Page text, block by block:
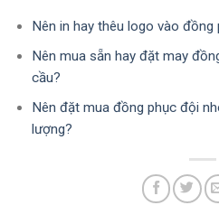
Nên in hay thêu logo vào đồng
Nên mua sẵn hay đặt may
cầu?
Nên đặt mua đồng phục đội
lượng?